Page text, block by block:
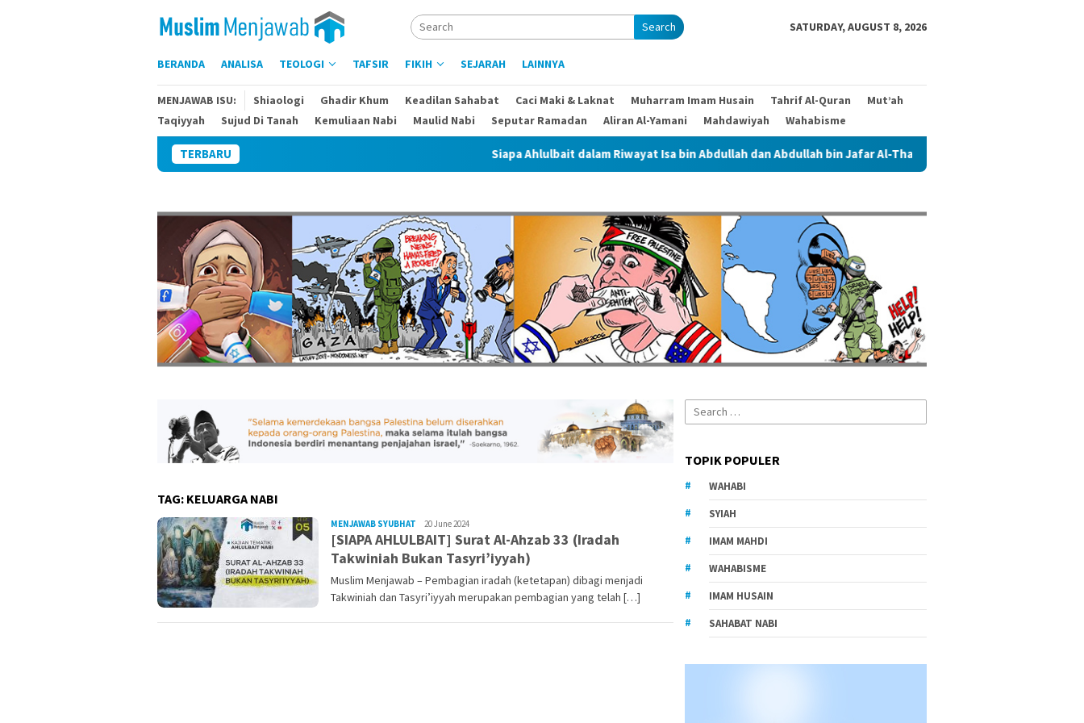
content
Search SATURDAY, AUGUST 8, 2026
BERANDA ANALISA TEOLOGI TAFSIR FIKIH SEJARAH LAINNYA
MENJAWAB ISU: Shiaologi Ghadir Khum Keadilan Sahabat Caci Maki & Laknat Muharram Imam Husain Tahrif Al-Quran
Mut’ah
Taqiyyah
Sujud Di Tanah Kemuliaan Nabi Maulid Nabi Seputar Ramadan Aliran Al-Yamani Mahdawiyah Wahabisme
TERBARU Siapa Ahlulbait dalam Riwayat Isa bin Abdullah dan Abdullah bin Jafar Al-Thayyar
TAG: KELUARGA NABI
MENJAWAB SYUBHAT Zenity
20 June 2024
[SIAPA AHLULBAIT] Surat Al-Ahzab 33 (Iradah
Takwiniah Bukan Tasyri’iyyah)
Muslim Menjawab – Pembagian iradah (ketetapan) dibagi menjadi
Takwiniah dan Tasyri’iyyah merupakan pembagian yang telah […]
Search
for:
TOPIK POPULER
WAHABI
SYIAH
IMAM MAHDI
WAHABISME
IMAM HUSAIN
SAHABAT NABI